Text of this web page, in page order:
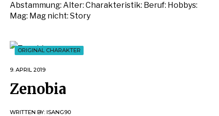
Abstammung: Alter: Charakteristik: Beruf: Hobbys:
Mag: Mag nicht: Story
ORIGINAL CHARAKTER
9. APRIL 2019
Zenobia
WRITTEN BY: ISANG90